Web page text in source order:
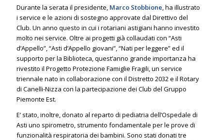
Durante la serata il presidente,Marco Stobbione, ha illustrato
i service e le azioni di sostegno approvate dal Direttivo del
Club. Un anno questo in cui i rotariani astigiani hanno investito
molto nei service. Oltre ai progetti già collaudati con “Asti
d’Appello”, “Asti d’Appello giovani”, “Nati per leggere” ed il
supporto per la Biblioteca, quest’anno grande importanza ha
rivestito il Progetto Protezione Famiglie Fragili, un service
triennale nato in collaborazione con il Distretto 2032 e il Rotary
di Canelli-Nizza con la partecipazione dei Club del Gruppo
Piemonte Est.
E’ stato, inoltre, donato al reparto di pediatria dell’Ospedale di
Asti uno spirometro, strumento fondamentale per le prove di
funzionalità respiratoria dei bambini. Sono stati donati tre